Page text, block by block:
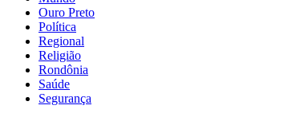
Ouro Preto
Política
Regional
Religião
Rondônia
Saúde
Segurança